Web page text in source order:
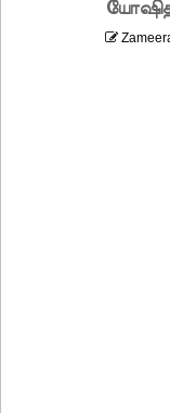
யோஷித